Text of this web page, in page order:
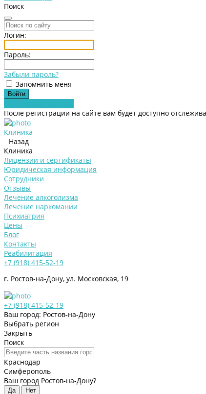
Поиск
Логин:
Пароль:
Забыли пароль?
Запомнить меня
После регистрации на сайте вам будет доступно
Клиника
Назад
Клиника
Лицензии и сертификаты
Юридическая информация
Сотрудники
Отзывы
Лечение алкоголизма
Лечение наркомании
Психиатрия
Цены
Блог
Контакты
Реабилитация
+7 (918) 415-52-19
г. Ростов-на-Дону, ул. Московская, 19
+7 (918) 415-52-19
Ваш город: Ростов-на-Дону
Выбрать регион
Закрыть
Поиск
Краснодар
Симферополь
Ваш город Ростов-на-Дону?
Да Нет